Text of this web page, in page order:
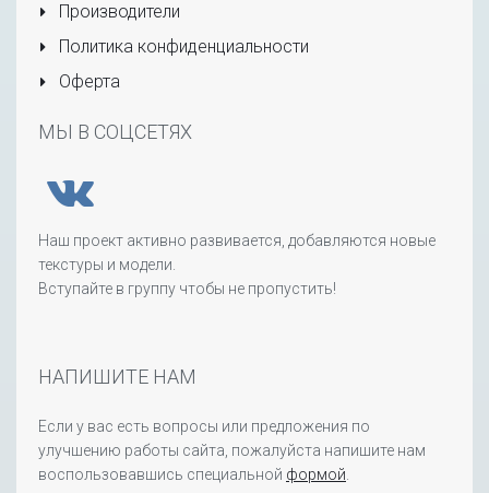
Производители
Политика конфиденциальности
Оферта
МЫ В СОЦСЕТЯХ
Наш проект активно развивается, добавляются новые
текстуры и модели.
Вступайте в группу чтобы не пропустить!
НАПИШИТЕ НАМ
Если у вас есть вопросы или предложения по
улучшению работы сайта, пожалуйста напишите нам
воспользовавшись специальной формой